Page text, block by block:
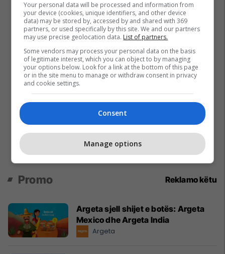
Promo Reklamo këtu
Argeta sjell shijet e botës: Argeta
Mexico dhe Argeta India
Argeta
Your personal data will be processed and information from
your device (cookies, unique identifiers, and other device
data) may be stored by, accessed by and shared with 369
partners, or used specifically by this site. We and our partners
may use precise geolocation data. List of partners.
Some vendors may process your personal data on the basis
of legitimate interest, which you can object to by managing
your options below. Look for a link at the bottom of this page
or in the site menu to manage or withdraw consent in privacy
and cookie settings.
Consent
Manage options